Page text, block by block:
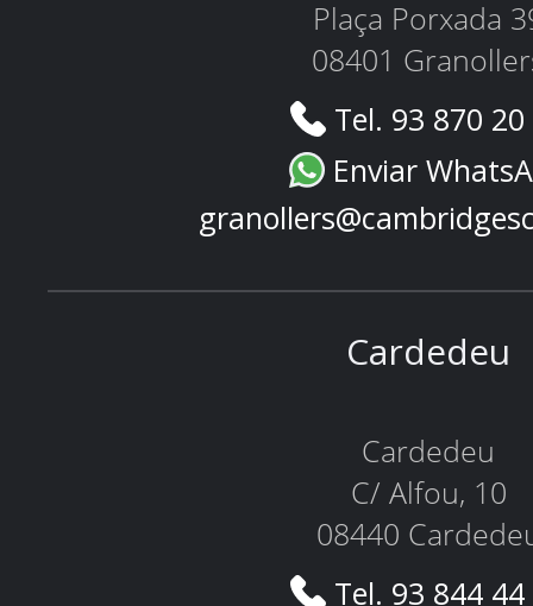
Plaça Porxada
08401
Tel. 93 870
Enviar
Cardedeu
Cardedeu
C/ Alfou, 10
08440
Tel. 93 844